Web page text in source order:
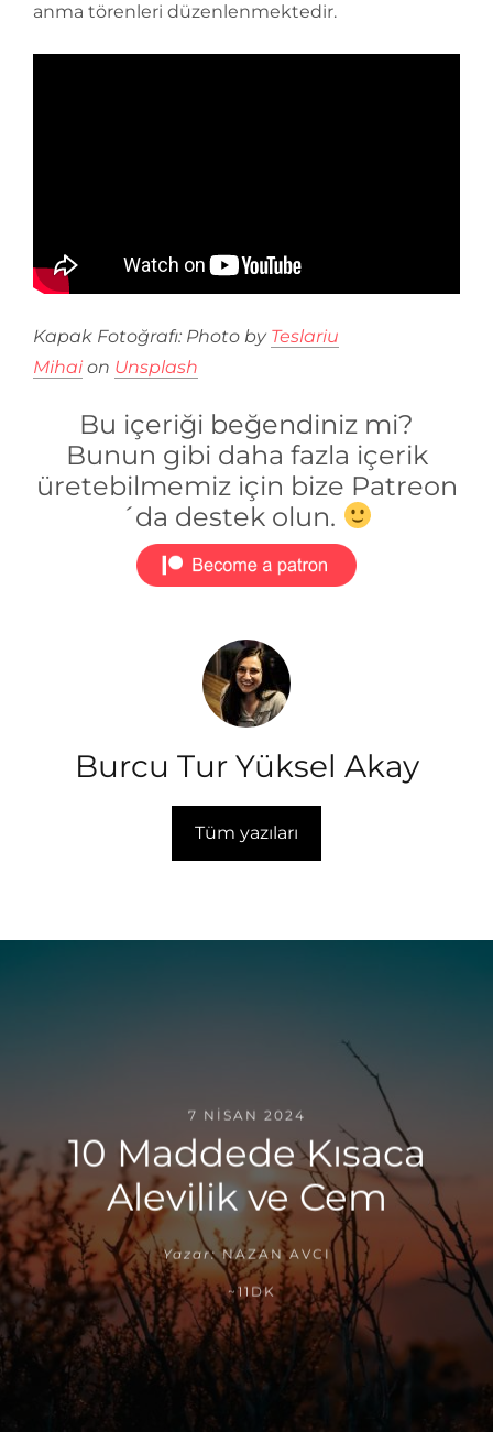
anma törenleri düzenlenmektedir.
Kapak Fotoğrafı: Photo by Teslariu
Mihai on Unsplash
Bu içeriği beğendiniz mi?
Bunun gibi daha fazla içerik
üretebilmemiz için bize Patreon
´da destek olun.
Burcu Tur Yüksel Akay
Tüm yazıları
7 NISAN 2024
10 Maddede Kısaca
Alevilik ve Cem
Yazar: NAZAN AVCI
~11DK